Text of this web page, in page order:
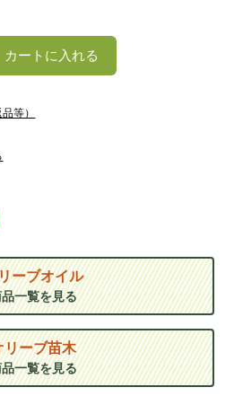
カートに入れる
等）
ーブオイル
一覧を見る
リーブ苗木
一覧を見る